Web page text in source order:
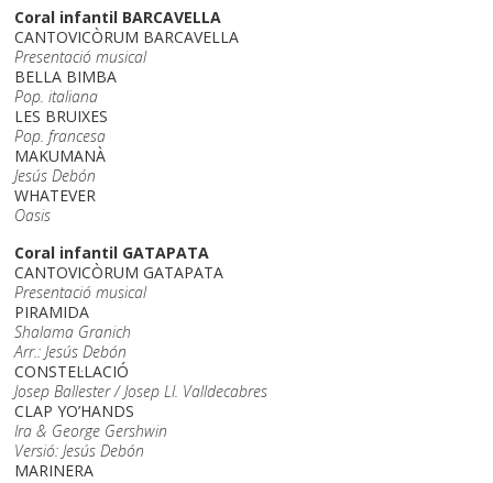
Coral infantil BARCAVELLA
CANTOVICÒRUM BARCAVELLA
Presentació musical
BELLA BIMBA
Pop. italiana
LES BRUIXES
Pop. francesa
MAKUMANÀ
Jesús Debón
WHATEVER
Oasis
Coral infantil GATAPATA
CANTOVICÒRUM GATAPATA
Presentació musical
PIRAMIDA
Shalama Granich
Arr.: Jesús Debón
CONSTEL·LACIÓ
Josep Ballester / Josep Ll. Valldecabres
CLAP YO’HANDS
Ira & George Gershwin
Versió: Jesús Debón
MARINERA